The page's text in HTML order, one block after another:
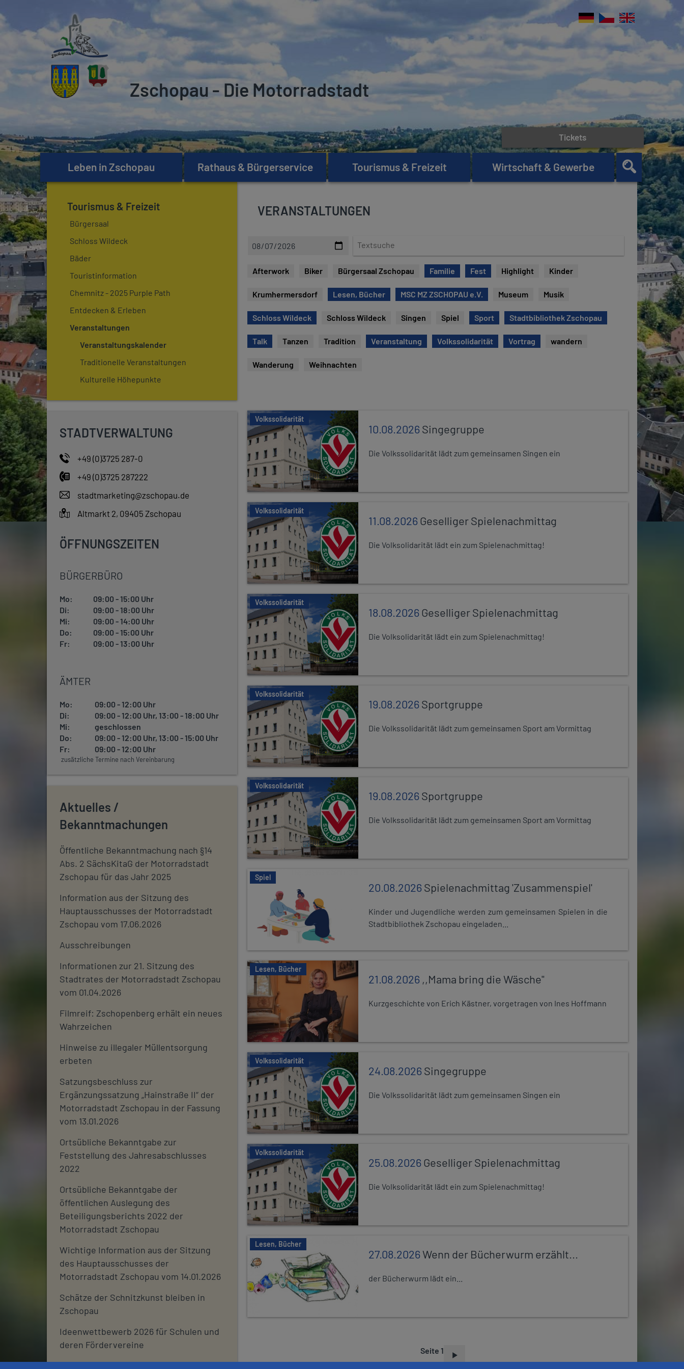
Zschopau - Die Motorradstadt
Leben in Zschopau Rathaus & Bürgerservice Tourismus & Freizeit Wirtschaft & Gewerbe
Tickets
Tourismus & Freizeit
Bürgersaal
Schloss Wildeck
Bäder
Touristinformation
Chemnitz - 2025 Purple Path
Entdecken & Erleben
Veranstaltungen
Veranstaltungskalender
Traditionelle Veranstaltungen
Kulturelle Höhepunkte
STADTVERWALTUNG
+49 (0)3725 287-0
+49 (0)3725 287222
stadtmarketing@zschopau.de
Altmarkt 2, 09405 Zschopau
ÖFFNUNGSZEITEN
BÜRGERBÜRO
Mo:
09:00 - 15:00 Uhr
Di:
09:00 - 18:00 Uhr
Mi:
09:00 - 14:00 Uhr
Do:
09:00 - 15:00 Uhr
Fr:
09:00 - 13:00 Uhr
ÄMTER
Mo:
09:00 - 12:00 Uhr
Di:
09:00 - 12:00 Uhr, 13:00 - 18:00 Uhr
Mi:
geschlossen
Do:
09:00 - 12:00 Uhr, 13:00 - 15:00 Uhr
Fr:
09:00 - 12:00 Uhr
zusätzliche Termine nach Vereinbarung
Aktuelles /
Bekanntmachungen
Öffentliche Bekanntmachung nach §14
Abs. 2 SächsKitaG der Motorradstadt
Zschopau für das Jahr 2025
Information aus der Sitzung des
Hauptausschusses der Motorradstadt
Zschopau vom 17.06.2026
Ausschreibungen
Informationen zur 21. Sitzung des
Stadtrates der Motorradstadt Zschopau
vom 01.04.2026
Filmreif: Zschopenberg erhält ein neues
Wahrzeichen
Hinweise zu illegaler Müllentsorgung
erbeten
Satzungsbeschluss zur
Ergänzungssatzung „Hainstraße II“ der
Motorradstadt Zschopau in der Fassung
vom 13.01.2026
Ortsübliche Bekanntgabe zur
Feststellung des Jahresabschlusses
2022
Ortsübliche Bekanntgabe der
öffentlichen Auslegung des
Beteiligungsberichts 2022 der
Motorradstadt Zschopau
Wichtige Information aus der Sitzung
des Hauptausschusses der
Motorradstadt Zschopau vom 14.01.2026
Schätze der Schnitzkunst bleiben in
Zschopau
Ideenwettbewerb 2026 für Schulen und
deren Fördervereine
Stadtjournal 2026: Wir suchen euch
VERANSTALTUNGEN
t
s
u
h
Afterwork Biker Bürgersaal Zschopau Familie Fest Highlight Kinder
Krumhermersdorf Lesen, Bücher MSC MZ ZSCHOPAU e.V. Museum Musik
Schloss Wildeck Schloss Wildeck Singen Spiel Sport Stadtbibliothek Zschopau
Talk Tanzen Tradition Veranstaltung Volkssolidarität Vortrag wandern
Wanderung Weihnachten
Volkssolidarität
10.08.2026Singegruppe
Die Volkssolidarität lädt zum gemeinsamen Singen ein
Volkssolidarität
11.08.2026Geselliger Spielenachmittag
Die Volksolidarität lädt ein zum Spielenachmittag!
Volkssolidarität
18.08.2026Geselliger Spielenachmittag
Die Volksolidarität lädt ein zum Spielenachmittag!
Volkssolidarität
19.08.2026Sportgruppe
Die Volkssolidarität lädt zum gemeinsamen Sport am Vormittag
Volkssolidarität
19.08.2026Sportgruppe
Die Volkssolidarität lädt zum gemeinsamen Sport am Vormittag
Spiel
20.08.2026Spielenachmittag 'Zusammenspiel'
Kinder und Jugendliche werden zum gemeinsamen Spielen in die
Stadtbibliothek Zschopau eingeladen...
Lesen, Bücher
21.08.2026 ,,Mama bring die Wäsche"
Kurzgeschichte von Erich Kästner, vorgetragen von Ines Hoffmann
Volkssolidarität
24.08.2026Singegruppe
Die Volkssolidarität lädt zum gemeinsamen Singen ein
Volkssolidarität
25.08.2026Geselliger Spielenachmittag
Die Volksolidarität lädt ein zum Spielenachmittag!
Lesen, Bücher
27.08.2026Wenn der Bücherwurm erzählt...
der Bücherwurm lädt ein...
S
Seite 1